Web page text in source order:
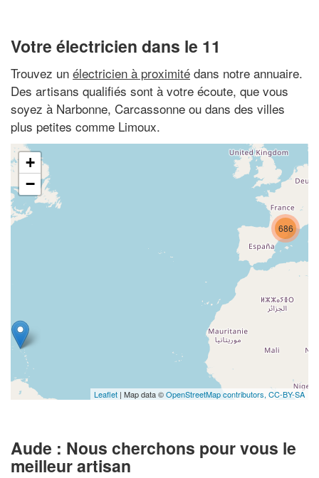
Votre électricien dans le 11
Trouvez un électricien à proximité dans notre annuaire.
Des artisans qualifiés sont à votre écoute, que vous
soyez à Narbonne, Carcassonne ou dans des villes
plus petites comme Limoux.
686
+
−
Leaflet | Map data ©OpenStreetMap contributors, CC-BY-SA
Aude : Nous cherchons pour vous le
meilleur artisan